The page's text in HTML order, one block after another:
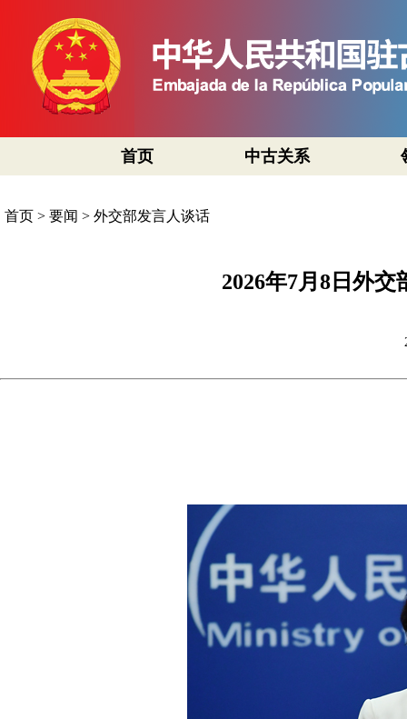
首页 中古关系
首页 > 要闻 > 外交部发言人谈话
2026年7月8日外